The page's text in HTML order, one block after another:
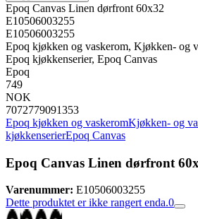
Epoq Canvas Linen dørfront 60x32
E10506003255
E10506003255
Epoq kjøkken og vaskerom, Kjøkken- og
Epoq kjøkkenserier, Epoq Canvas
Epoq
749
NOK
7072779091353
Epoq kjøkken og vaskeromKjøkken- og
kjøkkenserierEpoq Canvas
Epoq Canvas Linen dørfront
Varenummer: E10506003255
Dette produktet er ikke rangert enda.0